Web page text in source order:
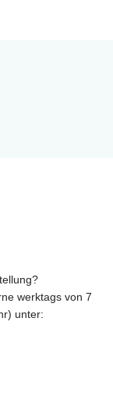
werktags von 7
unter: